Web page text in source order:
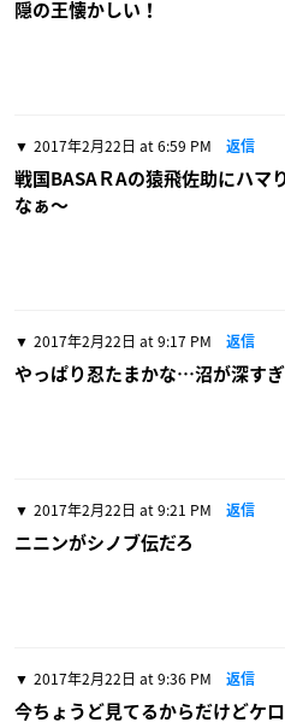
隠の王懐かしい！
2017年2月22日 at 6:59 PM 返信
戦国BASAＲAの猿飛佐助にハマ
なぁ〜
2017年2月22日 at 9:17 PM 返信
やっぱり忍たまかな…沼が深す
2017年2月22日 at 9:21 PM 返信
ニニンがシノブ伝だろ
2017年2月22日 at 9:36 PM 返信
今ちょうど見てるからだけどケ